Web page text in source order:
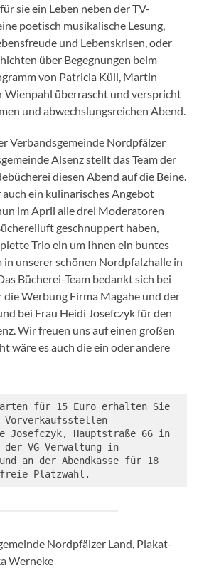
sie ein Leben neben der TV-
poetisch musikalische Lesung,
und Lebenskrisen, oder
über Begegnungen beim
von Patricia Küll, Martin
Wienpahl überrascht und verspricht
und abwechslungsreichen Abend.
Verbandsgemeinde Nordpfälzer
Alsenz stellt das Team der
diesen Abend auf die Beine.
ein kulinarisches Angebot
im April alle drei Moderatoren
geschnuppert haben,
Trio ein um Ihnen ein buntes
unserer schönen Nordpfalzhalle in
Bücherei-Team bedankt sich bei
die Werbung Firma Magahe und der
bei Frau Heidi Josefczyk für den
Wir freuen uns auf einen großen
wäre es auch die ein oder andere
für 15 Euro erhalten Sie
Vorverkaufsstellen
Josefczyk, Hauptstraße 66 in
VG-Verwaltung in
und an der Abendkasse für 18
Platzwahl.
Nordpfälzer Land, Plakat-
Werneke